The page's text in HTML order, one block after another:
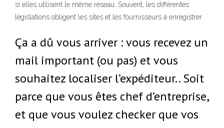
si elles utilisent le même réseau. Souvent, les différentes
législations obligent les sites et les fournisseurs à enregistrer
Ça a dû vous arriver : vous recevez un
mail important (ou pas) et vous
souhaitez localiser l’expéditeur.. Soit
parce que vous êtes chef d’entreprise,
et que vous voulez checker que vos